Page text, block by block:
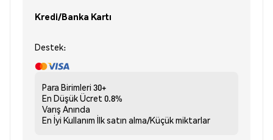
Kredi/Banka Kartı
Destek:
Para Birimleri 30+
En Düşük Ücret 0.8%
Varış Anında
En İyi Kullanım İlk satın alma/Küçük miktarlar